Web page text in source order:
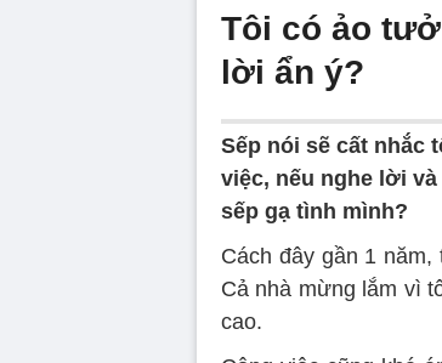
Tôi có ảo
lời ẩn ý?
Sếp nói sẽ cất nhắc
việc, nếu nghe lời
sếp gạ tình mình?
Cách đây gần 1
Cả nhà mừng lắm vì
cao.